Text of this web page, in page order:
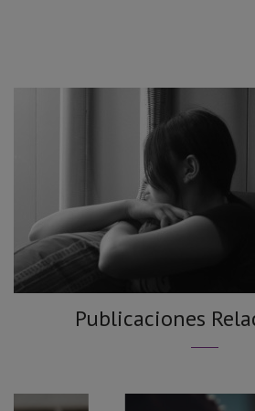
Publicaciones